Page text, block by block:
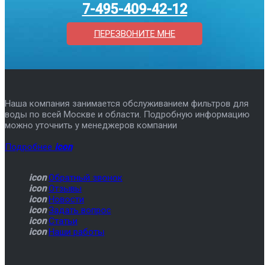
7-495-409-42-12
ПЕРЕЗВОНИТЕ МНЕ
Наша компания занимается обслуживанием фильтров для
воды по всей Москве и области. Подробную информацию
можно уточнить у менеджеров компании
Подробнее icon
icon Обратный звонок
icon Отзывы
icon Новости
icon Задать вопрос
icon Статьи
icon Наши работы